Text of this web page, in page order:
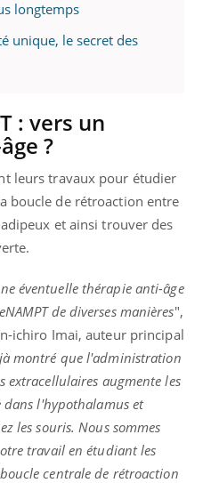
longtemps
unique, le secret des
: vers un
?
leurs travaux pour étudier
boucle de rétroaction entre
et ainsi trouver des
éventuelle thérapie anti-âge
de diverses manières",
ichiro Imai, auteur principal
montré que l'administration
extracellulaires augmente les
l'hypothalamus et
les souris. Nous sommes
travail en étudiant les
centrale de rétroaction